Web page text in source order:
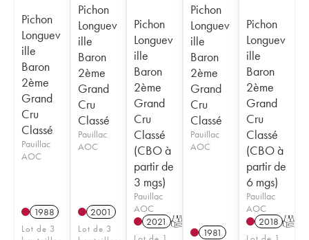
Pichon
Longuev
ille
Baron
2ème
Grand
Cru
Classé
Pauillac
AOC
1988
Lot de 3
Pichon
Longuev
ille
Baron
2ème
Grand
Cru
Classé
Pauillac
AOC
2001
Lot de 3
Pichon
Longuev
ille
Baron
2ème
Grand
Cru
Classé
(CBO à
partir de
3 mgs)
Pauillac
AOC
2021 T
Pichon
Longuev
ille
Baron
2ème
Grand
Cru
Classé
Pauillac
AOC
1981
Pichon
Longuev
ille
Baron
2ème
Grand
Cru
Classé
(CBO à
partir de
6 mgs)
Pauillac
AOC
2018 T